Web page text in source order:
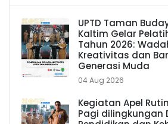
UPTD Taman
Kaltim Gelar
Tahun 2026:
Kreativitas dan
Generasi Muda
04 Aug 2026
Kegiatan Apel
Pagi dilingkungan